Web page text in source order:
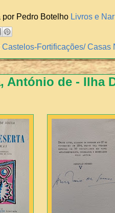
por Pedro Botelho Livros e
Castelos-Fortificações/ Casas
António de - Ilha